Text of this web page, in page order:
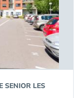
SENIOR LES